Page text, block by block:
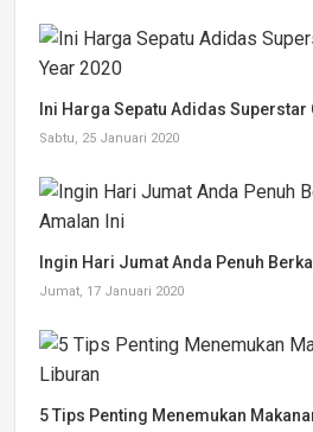
Ini Harga Sepatu Adidas Superstar
Sabtu, 25 Januari 2020
Ingin Hari Jumat Anda Penuh
Jumat, 17 Januari 2020
5 Tips Penting Menemukan